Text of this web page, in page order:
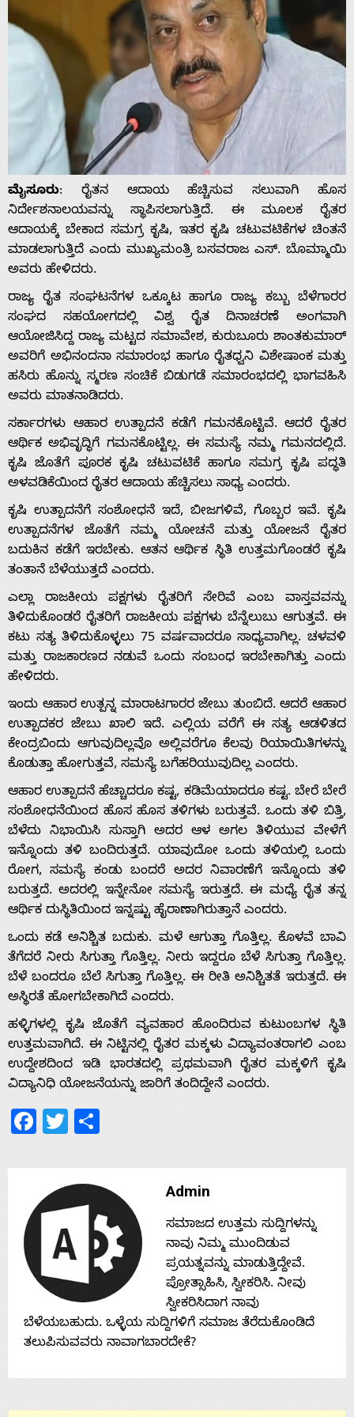
Home
About
Us
Advertise
With
s
Contact
Us
ಮೈಸೂರು: ರೈತನ ಆದಾಯ ಹೆಚ್ಚಿಸುವ ಸಲುವಾಗಿ ಹೊಸ
ನಿರ್ದೇಶನಾಲಯವನ್ನು ಸ್ಥಾಪಿಸಲಾಗುತ್ತಿದೆ. ಈ ಮೂಲಕ ರೈತರ
ಆದಾಯಕ್ಕೆ ಬೇಕಾದ ಸಮಗ್ರ ಕೃಷಿ, ಇತರ ಕೃಷಿ ಚಟುವಟಿಕೆಗಳ ಚಿಂತನೆ
ಮಾಡಲಾಗುತ್ತಿದೆ ಎಂದು ಮುಖ್ಯಮಂತ್ರಿ ಬಸವರಾಜ ಎಸ್. ಬೊಮ್ಮಾಯಿ
ಅವರು ಹೇಳಿದರು.
ರಾಜ್ಯ ರೈತ ಸಂಘಟನೆಗಳ ಒಕ್ಕೂಟ ಹಾಗೂ ರಾಜ್ಯ ಕಬ್ಬು ಬೆಳೆಗಾರರ
ಸಂಘದ ಸಹಯೋಗದಲ್ಲಿ ವಿಶ್ವ ರೈತ ದಿನಾಚರಣೆ ಅಂಗವಾಗಿ
ಆಯೋಜಿಸಿದ್ದ ರಾಜ್ಯ ಮಟ್ಟದ ಸಮಾವೇಶ, ಕುರುಬೂರು ಶಾಂತಕುಮಾರ್
ಅವರಿಗೆ ಅಭಿನಂದನಾ ಸಮಾರಂಭ ಹಾಗೂ ರೈತಧ್ವನಿ ವಿಶೇಷಾಂಕ ಮತ್ತು
ಹಸಿರು ಹೊನ್ನು ಸ್ಮರಣ ಸಂಚಿಕೆ ಬಿಡುಗಡೆ ಸಮಾರಂಭದಲ್ಲಿ ಭಾಗವಹಿಸಿ
ಅವರು ಮಾತನಾಡಿದರು.
ಸರ್ಕಾರಗಳು ಆಹಾರ ಉತ್ಪಾದನೆ ಕಡೆಗೆ ಗಮನಕೊಟ್ಟಿವೆ. ಆದರೆ ರೈತರ
ಆರ್ಥಿಕ ಅಭಿವೃದ್ಧಿಗೆ ಗಮನಕೊಟ್ಟಿಲ್ಲ. ಈ ಸಮಸ್ಯೆ ನಮ್ಮ ಗಮನದಲ್ಲಿದೆ.
ಕೃಷಿ ಜೊತೆಗೆ ಪೂರಕ ಕೃಷಿ ಚಟುವಟಿಕೆ ಹಾಗೂ ಸಮಗ್ರ ಕೃಷಿ ಪದ್ಧತಿ
ಅಳವಡಿಕೆಯಿಂದ ರೈತರ ಆದಾಯ ಹೆಚ್ಚಿಸಲು ಸಾಧ್ಯ ಎಂದರು.
ಕೃಷಿ ಉತ್ಪಾದನೆಗೆ ಸಂಶೋಧನೆ ಇದೆ, ಬೀಜಗಳಿವೆ, ಗೊಬ್ಬರ ಇವೆ. ಕೃಷಿ
ಉತ್ಪಾದನೆಗಳ ಜೊತೆಗೆ ನಮ್ಮ ಯೋಚನೆ ಮತ್ತು ಯೋಜನೆ ರೈತರ
ಬದುಕಿನ ಕಡೆಗೆ ಇರಬೇಕು. ಆತನ ಆರ್ಥಿಕ ಸ್ಥಿತಿ ಉತ್ತಮಗೊಂಡರೆ ಕೃಷಿ
ತಂತಾನೆ ಬೆಳೆಯುತ್ತದೆ ಎಂದರು.
ಎಲ್ಲಾ ರಾಜಕೀಯ ಪಕ್ಷಗಳು ರೈತರಿಗೆ ಸೇರಿವೆ ಎಂಬ ವಾಸ್ತವವನ್ನು
ತಿಳಿದುಕೊಂಡರೆ ರೈತರಿಗೆ ರಾಜಕೀಯ ಪಕ್ಷಗಳು ಬೆನ್ನೆಲುಬು ಆಗುತ್ತವೆ. ಈ
ಕಟು ಸತ್ಯ ತಿಳಿದುಕೊಳ್ಳಲು 75 ವರ್ಷವಾದರೂ ಸಾಧ್ಯವಾಗಿಲ್ಲ. ಚಳವಳಿ
ಮತ್ತು ರಾಜಕಾರಣದ ನಡುವೆ ಒಂದು ಸಂಬಂಧ ಇರಬೇಕಾಗಿತ್ತು ಎಂದು
ಹೇಳಿದರು.
ಇಂದು ಆಹಾರ ಉತ್ಪನ್ನ ಮಾರಾಟಗಾರರ ಜೇಬು ತುಂಬಿದೆ. ಆದರೆ ಆಹಾರ
ಉತ್ಪಾದಕರ ಜೇಬು ಖಾಲಿ ಇದೆ. ಎಲ್ಲಿಯ ವರೆಗೆ ಈ ಸತ್ಯ ಆಡಳಿತದ
ಕೇಂದ್ರಬಿಂದು ಆಗುವುದಿಲ್ಲವೊ ಅಲ್ಲಿವರೆಗೂ ಕೆಲವು ರಿಯಾಯಿತಿಗಳನ್ನು
ಕೊಡುತ್ತಾ ಹೋಗುತ್ತವೆ, ಸಮಸ್ಯೆ ಬಗೆಹರಿಯುವುದಿಲ್ಲ ಎಂದರು.
ಆಹಾರ ಉತ್ಪಾದನೆ ಹೆಚ್ಚಾದರೂ ಕಷ್ಟ, ಕಡಿಮೆಯಾದರೂ ಕಷ್ಟ. ಬೇರೆ ಬೇರೆ
ಸಂಶೋಧನೆಯಿಂದ ಹೊಸ ಹೊಸ ತಳಿಗಳು ಬರುತ್ತವೆ. ಒಂದು ತಳಿ ಬಿತ್ತಿ,
ಬೆಳೆದು ನಿಭಾಯಿಸಿ ಸುಸ್ತಾಗಿ ಅದರ ಆಳ ಅಗಲ ತಿಳಿಯುವ ವೇಳೆಗೆ
ಇನ್ನೊಂದು ತಳಿ ಬಂದಿರುತ್ತದೆ. ಯಾವುದೋ ಒಂದು ತಳಿಯಲ್ಲಿ ಒಂದು
ರೋಗ, ಸಮಸ್ಯೆ ಕಂಡು ಬಂದರೆ ಅದರ ನಿವಾರಣೆಗೆ ಇನ್ನೊಂದು ತಳಿ
ಬರುತ್ತದೆ. ಅದರಲ್ಲಿ ಇನ್ನೇನೋ ಸಮಸ್ಯೆ ಇರುತ್ತದೆ. ಈ ಮಧ್ಯೆ ರೈತ ತನ್ನ
ಆರ್ಥಿಕ ದುಸ್ಥಿತಿಯಿಂದ ಇನ್ನಷ್ಟು ಹೈರಾಣಾಗಿರುತ್ತಾನೆ ಎಂದರು.
ಒಂದು ಕಡೆ ಅನಿಶ್ಚಿತ ಬದುಕು. ಮಳೆ ಆಗುತ್ತಾ ಗೊತ್ತಿಲ್ಲ. ಕೊಳವೆ ಬಾವಿ
ತೆಗೆದರೆ ನೀರು ಸಿಗುತ್ತಾ ಗೊತ್ತಿಲ್ಲ. ನೀರು ಇದ್ದರೂ ಬೆಳೆ ಸಿಗುತ್ತಾ ಗೊತ್ತಿಲ್ಲ.
ಬೆಳೆ ಬಂದರೂ ಬೆಲೆ ಸಿಗುತ್ತಾ ಗೊತ್ತಿಲ್ಲ. ಈ ರೀತಿ ಅನಿಶ್ಚಿತತೆ ಇರುತ್ತದೆ. ಈ
ಅಸ್ಥಿರತೆ ಹೋಗಬೇಕಾಗಿದೆ ಎಂದರು.
ಹಳ್ಳಿಗಳಲ್ಲಿ ಕೃಷಿ ಜೊತೆಗೆ ವ್ಯವಹಾರ ಹೊಂದಿರುವ ಕುಟುಂಬಗಳ ಸ್ಥಿತಿ
ಉತ್ತಮವಾಗಿದೆ. ಈ ನಿಟ್ಟಿನಲ್ಲಿ ರೈತರ ಮಕ್ಕಳು ವಿದ್ಯಾವಂತರಾಗಲಿ ಎಂಬ
ಉದ್ದೇಶದಿಂದ ಇಡಿ ಭಾರತದಲ್ಲಿ ಪ್ರಥಮವಾಗಿ ರೈತರ ಮಕ್ಕಳಿಗೆ ಕೃಷಿ
ವಿದ್ಯಾನಿಧಿ ಯೋಜನೆಯನ್ನು ಜಾರಿಗೆ ತಂದಿದ್ದೇನೆ ಎಂದರು.
Facebook
Twitter
Admin
ಸಮಾಜದ ಉತ್ತಮ ಸುದ್ದಿಗಳನ್ನು
ನಾವು ನಿಮ್ಮ ಮುಂದಿಡುವ
ಪ್ರಯತ್ನವನ್ನು ಮಾಡುತ್ತಿದ್ದೇವೆ.
ಪ್ರೋತ್ಸಾಹಿಸಿ, ಸ್ವೀಕರಿಸಿ. ನೀವು
ಸ್ವೀಕರಿಸಿದಾಗ ನಾವು
ಬೆಳೆಯಬಹುದು. ಒಳ್ಳೆಯ ಸುದ್ದಿಗಳಿಗೆ ಸಮಾಜ ತೆರೆದುಕೊಂಡಿದೆ
ತಲುಪಿಸುವವರು ನಾವಾಗಬಾರದೇಕೆ?